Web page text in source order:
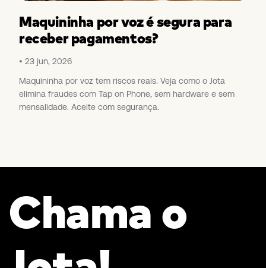
Maquininha por voz é segura para
receber pagamentos?
23 jun, 2026
Maquininha por voz tem riscos reais. Veja como o Jota
elimina fraudes com Tap on Phone, sem hardware e sem
mensalidade. Aceite com segurança.
Chama o